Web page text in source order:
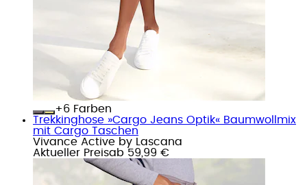
+
Farben
Trekkinghose »Cargo Jeans Optik« Baumwollmix
mit Cargo Taschen
Vivance Active by Lascana
Aktueller Preisab 59,99 €